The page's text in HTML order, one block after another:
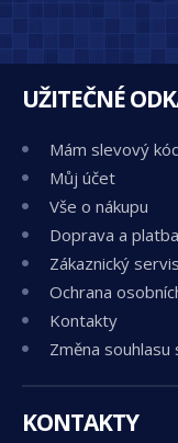
UŽITEČNÉ
Mám slevový
Můj účet
Vše o nákupu
Doprava a platba
Zákaznický servis
Ochrana
Kontakty
Změna souhlasu
KONTAKTY